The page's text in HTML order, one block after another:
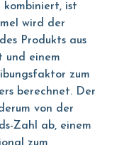
kombiniert, ist
wird der
Produkts aus
und einem
zum
berechnet. Der
von der
Zahl ab, einem